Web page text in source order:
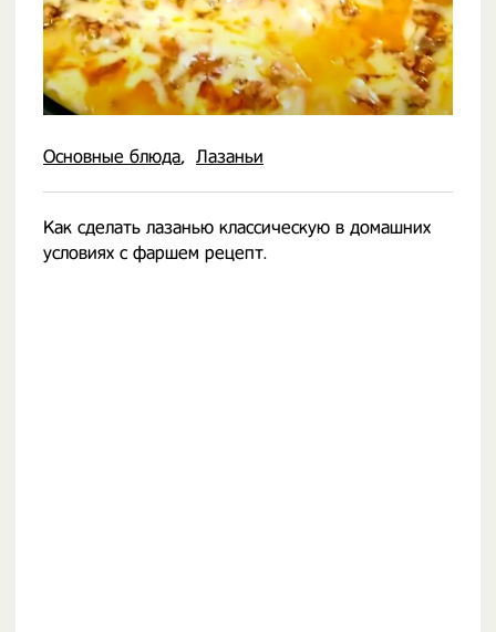
Основные блюда Лазаньи
Как сделать лазанью классическую в домашних
условиях с фаршем рецепт.